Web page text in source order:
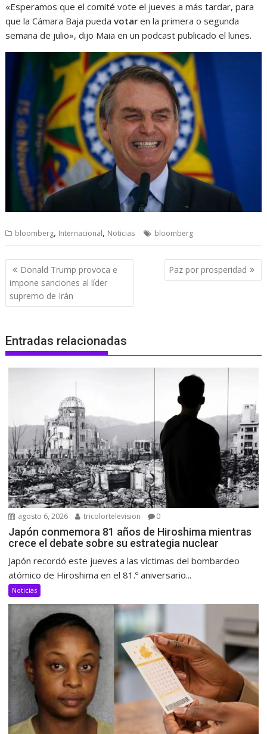
«Esperamos que el comité vote el jueves a más tardar, para
que la Cámara Baja puedavotar en la primera o segunda
semana de julio», dijo Maia en un podcast publicado el lunes.
bloomberg, Internacional, Noticias bloomberg
Navegación
de
entradas
Donald Trump provoca e
impone sanciones al líder
supremo de Irán
Paz por prosperidad
Entradas relacionadas
agosto 6, 2026 tricolortelevision 0
Japón conmemora 81 años de Hiroshima mientras
crece el debate sobre su estrategia nuclear
Japón recordó este jueves a las víctimas del bombardeo
atómico de Hiroshima en el 81.º aniversario...
Noticias